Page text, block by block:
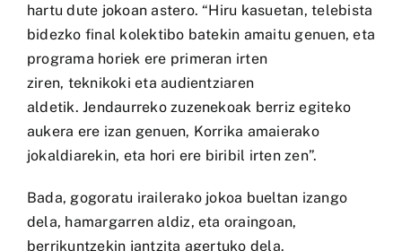
hartu dute jokoan astero. “Hiru kasuetan, telebista
bidezko final kolektibo batekin amaitu genuen, eta
programa horiek ere primeran irten
ziren, teknikoki eta audientziaren
aldetik. Jendaurreko zuzenekoak berriz egiteko
aukera ere izan genuen, Korrika amaierako
jokaldiarekin, eta hori ere biribil irten zen”.
Bada, gogoratu irailerako jokoa bueltan izango
dela, hamargarren aldiz, eta oraingoan,
berrikuntzekin jantzita agertuko dela.